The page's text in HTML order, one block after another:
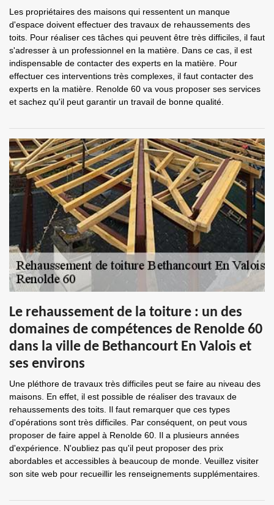
Les propriétaires des maisons qui ressentent un manque
d'espace doivent effectuer des travaux de rehaussements des
toits. Pour réaliser ces tâches qui peuvent être très difficiles, il faut
s'adresser à un professionnel en la matière. Dans ce cas, il est
indispensable de contacter des experts en la matière. Pour
effectuer ces interventions très complexes, il faut contacter des
experts en la matière. Renolde 60 va vous proposer ses services
et sachez qu'il peut garantir un travail de bonne qualité.
Le rehaussement de la toiture : un des
domaines de compétences de Renolde 60
dans la ville de Bethancourt En Valois et
ses environs
Une pléthore de travaux très difficiles peut se faire au niveau des
maisons. En effet, il est possible de réaliser des travaux de
rehaussements des toits. Il faut remarquer que ces types
d'opérations sont très difficiles. Par conséquent, on peut vous
proposer de faire appel à Renolde 60. Il a plusieurs années
d'expérience. N'oubliez pas qu'il peut proposer des prix
abordables et accessibles à beaucoup de monde. Veuillez visiter
son site web pour recueillir les renseignements supplémentaires.